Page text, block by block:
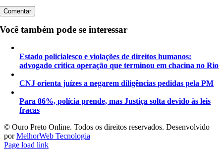
Você também pode se interessar
Estado policialesco e violações de direitos humanos:
advogado critica operação que terminou em chacina no Rio
CNJ orienta juízes a negarem diligências pedidas pela PM
Para 86%, polícia prende, mas Justiça solta devido às leis
fracas
©️ Ouro Preto Online. Todos os direitos reservados. Desenvolvido
porMelhorWeb Tecnologia
Page load link